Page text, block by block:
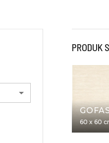
PRODUK
60 x 60